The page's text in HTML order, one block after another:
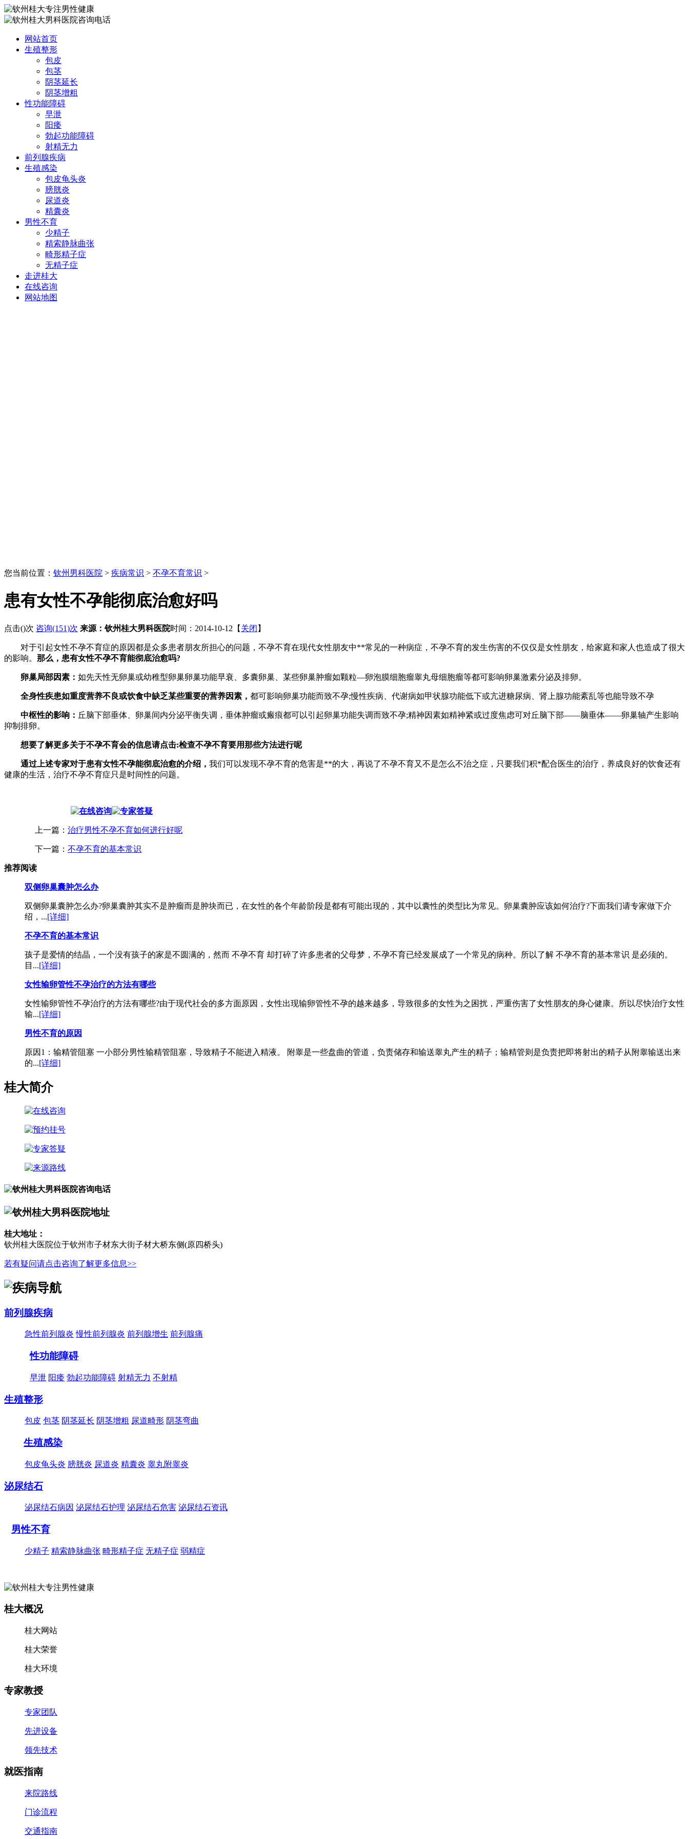
网站首页
生殖整形
包皮
包茎
阴茎延长
阴茎增粗
性功能障碍
早泄
阳痿
勃起功能障碍
射精无力
前列腺疾病
生殖感染
包皮龟头炎
膀胱炎
尿道炎
精囊炎
男性不育
少精子
精索静脉曲张
畸形精子症
无精子症
走进桂大
在线咨询
网站地图
您当前位置： 钦州男科医院 > 疾病常识 > 不孕不育常识 >
患有女性不孕能彻底治愈好吗
点击()次 咨询(151)次 来源：钦州桂大男科医院时间：2014-10-12【 关闭 】
对于引起女性不孕不育症的原因都是众多患者朋友所担心的问题，不孕不育在现代女性朋友中**常见的一种病症，不孕不育的发生伤害的不仅仅是女性朋友，给家庭和家人也造成了很大
的影响。 那么，患有女性不孕不育能彻底治愈吗?
卵巢局部因素： 如先天性无卵巢或幼稚型卵巢卵巢功能早衰、多囊卵巢、某些卵巢肿瘤如颗粒―卵泡膜细胞瘤睾丸母细胞瘤等都可影响卵巢激素分泌及排卵。
全身性疾患如重度营养不良或饮食中缺乏某些重要的营养因素， 都可影响卵巢功能而致不孕;慢性疾病、代谢病如甲状腺功能低下或亢进糖尿病、肾上腺功能紊乱等也能导致不孕
中枢性的影响： 丘脑下部垂体、卵巢间内分泌平衡失调，垂体肿瘤或瘢痕都可以引起卵巢功能失调而致不孕;精神因素如精神紧或过度焦虑可对丘脑下部――脑垂体――卵巢轴产生影响
抑制排卵。
想要了解更多关于不孕不育会的信息请点击:检查不孕不育要用那些方法进行呢
通过上述专家对于患有女性不孕能彻底治愈的介绍， 我们可以发现不孕不育的危害是**的大，再说了不孕不育又不是怎么不治之症，只要我们积*配合医生的治疗，养成良好的饮食还有
健康的生活，治疗不孕不育症只是时间性的问题。
上一篇： 治疗男性不孕不育如何进行好呢
下一篇： 不孕不育的基本常识
推荐阅读
双侧卵巢囊肿怎么办
双侧卵巢囊肿怎么办?卵巢囊肿其实不是肿瘤而是肿块而已，在女性的各个年龄阶段是都有可能出现的，其中以囊性的类型比为常见。卵巢囊肿应该如何治疗?下面我们请专家做下介
绍，...[详细]
不孕不育的基本常识
孩子是爱情的结晶，一个没有孩子的家是不圆满的，然而 不孕不育 却打碎了许多患者的父母梦，不孕不育已经发展成了一个常见的病种。所以了解 不孕不育的基本常识 是必须的。
目...[详细]
女性输卵管性不孕治疗的方法有哪些
女性输卵管性不孕治疗的方法有哪些?由于现代社会的多方面原因，女性出现输卵管性不孕的越来越多，导致很多的女性为之困扰，严重伤害了女性朋友的身心健康。所以尽快治疗女性
输...[详细]
男性不育的原因
原因1：输精管阻塞 一小部分男性输精管阻塞，导致精子不能进入精液。 附睾是一些盘曲的管道，负责储存和输送睾丸产生的精子；输精管则是负责把即将射出的精子从附睾输送出来
的...[详细]
桂大简介
桂大地址：
钦州桂大医院位于钦州市子材东大街子材大桥东侧(原四桥头)
若有疑问请点击咨询了解更多信息>>
前列腺疾病
急性前列腺炎 慢性前列腺炎 前列腺增生 前列腺痛
性功能障碍
早泄 阳痿 勃起功能障碍 射精无力 不射精
生殖整形
包皮 包茎 阴茎延长 阴茎增粗 尿道畸形 阴茎弯曲
生殖感染
包皮龟头炎 膀胱炎 尿道炎 精囊炎 睾丸附睾炎
泌尿结石
泌尿结石病因 泌尿结石护理 泌尿结石危害 泌尿结石资讯
男性不育
少精子 精索静脉曲张 畸形精子症 无精子症 弱精症
桂大概况
桂大网站
桂大荣誉
桂大环境
专家教授
专家团队
先进设备
领先技术
就医指南
来院路线
门诊流程
交通指南